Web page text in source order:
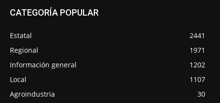
CATEGORÍA POPULAR
Estatal
2441
Regional
1971
Información general
1202
Local
1107
Agroindustria
30